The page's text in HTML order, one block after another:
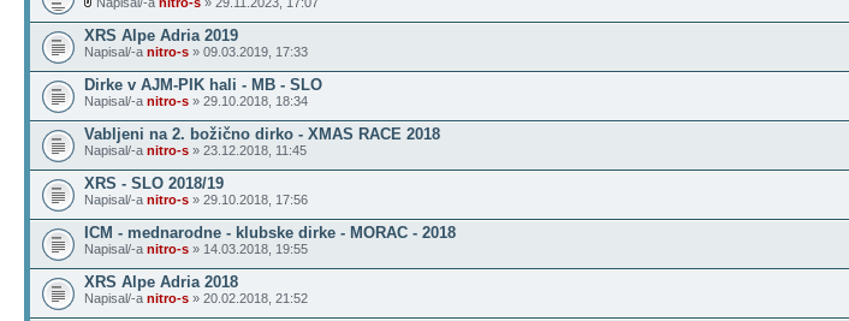
XRS Alpe Adria 2019
Napisal/-a nitro-s » 09.03.2019, 17:33
Dirke v AJM-PIK hali - MB - SLO
Napisal/-a nitro-s » 29.10.2018, 18:34
Vabljeni na 2. božično dirko - XMAS RACE 2018
Napisal/-a nitro-s » 23.12.2018, 11:45
XRS - SLO 2018/19
Napisal/-a nitro-s » 29.10.2018, 17:56
ICM - mednarodne - klubske dirke - MORAC - 2018
Napisal/-a nitro-s » 14.03.2018, 19:55
XRS Alpe Adria 2018
Napisal/-a nitro-s » 20.02.2018, 21:52